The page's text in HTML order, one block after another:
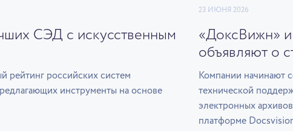
СЭД с искусственным
рейтинг российских систем
инструменты на основе
23 ИЮНЯ 2026
«ДоксВижн»
объявляют о
Компании начинают
технической
электронных
платформе